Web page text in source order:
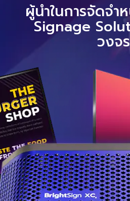
ผู้นำในการจัดจำ
Signage
วงจร